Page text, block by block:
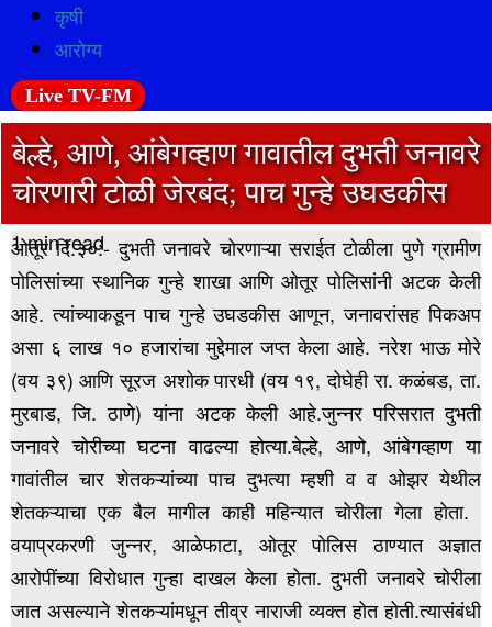
कृषी
आरोग्य
Live TV-FM
बेल्हे, आणे, आंबेगव्हाण गावातील दुभती जनावरे
चोरणारी टोळी जेरबंद; पाच गुन्हे उघडकीस
1 min read
ओतूर दि.३०:- दुभती जनावरे चोरणाऱ्या सराईत टोळीला पुणे ग्रामीण
पोलिसांच्या स्थानिक गुन्हे शाखा आणि ओतूर पोलिसांनी अटक केली
आहे. त्यांच्याकडून पाच गुन्हे उघडकीस आणून, जनावरांसह पिकअप
असा ६ लाख १० हजारांचा मुद्देमाल जप्त केला आहे. नरेश भाऊ मोरे
(वय ३९) आणि सूरज अशोक पारधी(वय १९, दोघेही रा. कळंबड, ता.
मुरबाड, जि. ठाणे) यांना अटक केली आहे.जुन्नर परिसरात दुभती
जनावरे चोरीच्या घटना वाढल्या होत्या.बेल्हे, आणे, आंबेगव्हाण या
गावांतील चार शेतकऱ्यांच्या पाच दुभत्या म्हशी व व ओझर येथील
शेतकऱ्याचा एक बैल मागील काही महिन्यात चोरीला गेला होता.
वयाप्रकरणी जुन्नर, आळेफाटा, ओतूर पोलिस ठाण्यात अज्ञात
आरोपींच्या विरोधात गुन्हा दाखल केला होता. दुभती जनावरे चोरीला
जात असल्याने शेतकऱ्यांमधून तीव्र नाराजी व्यक्त होत होती.त्यासंबंधी